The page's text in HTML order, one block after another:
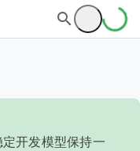
开发模型保持一